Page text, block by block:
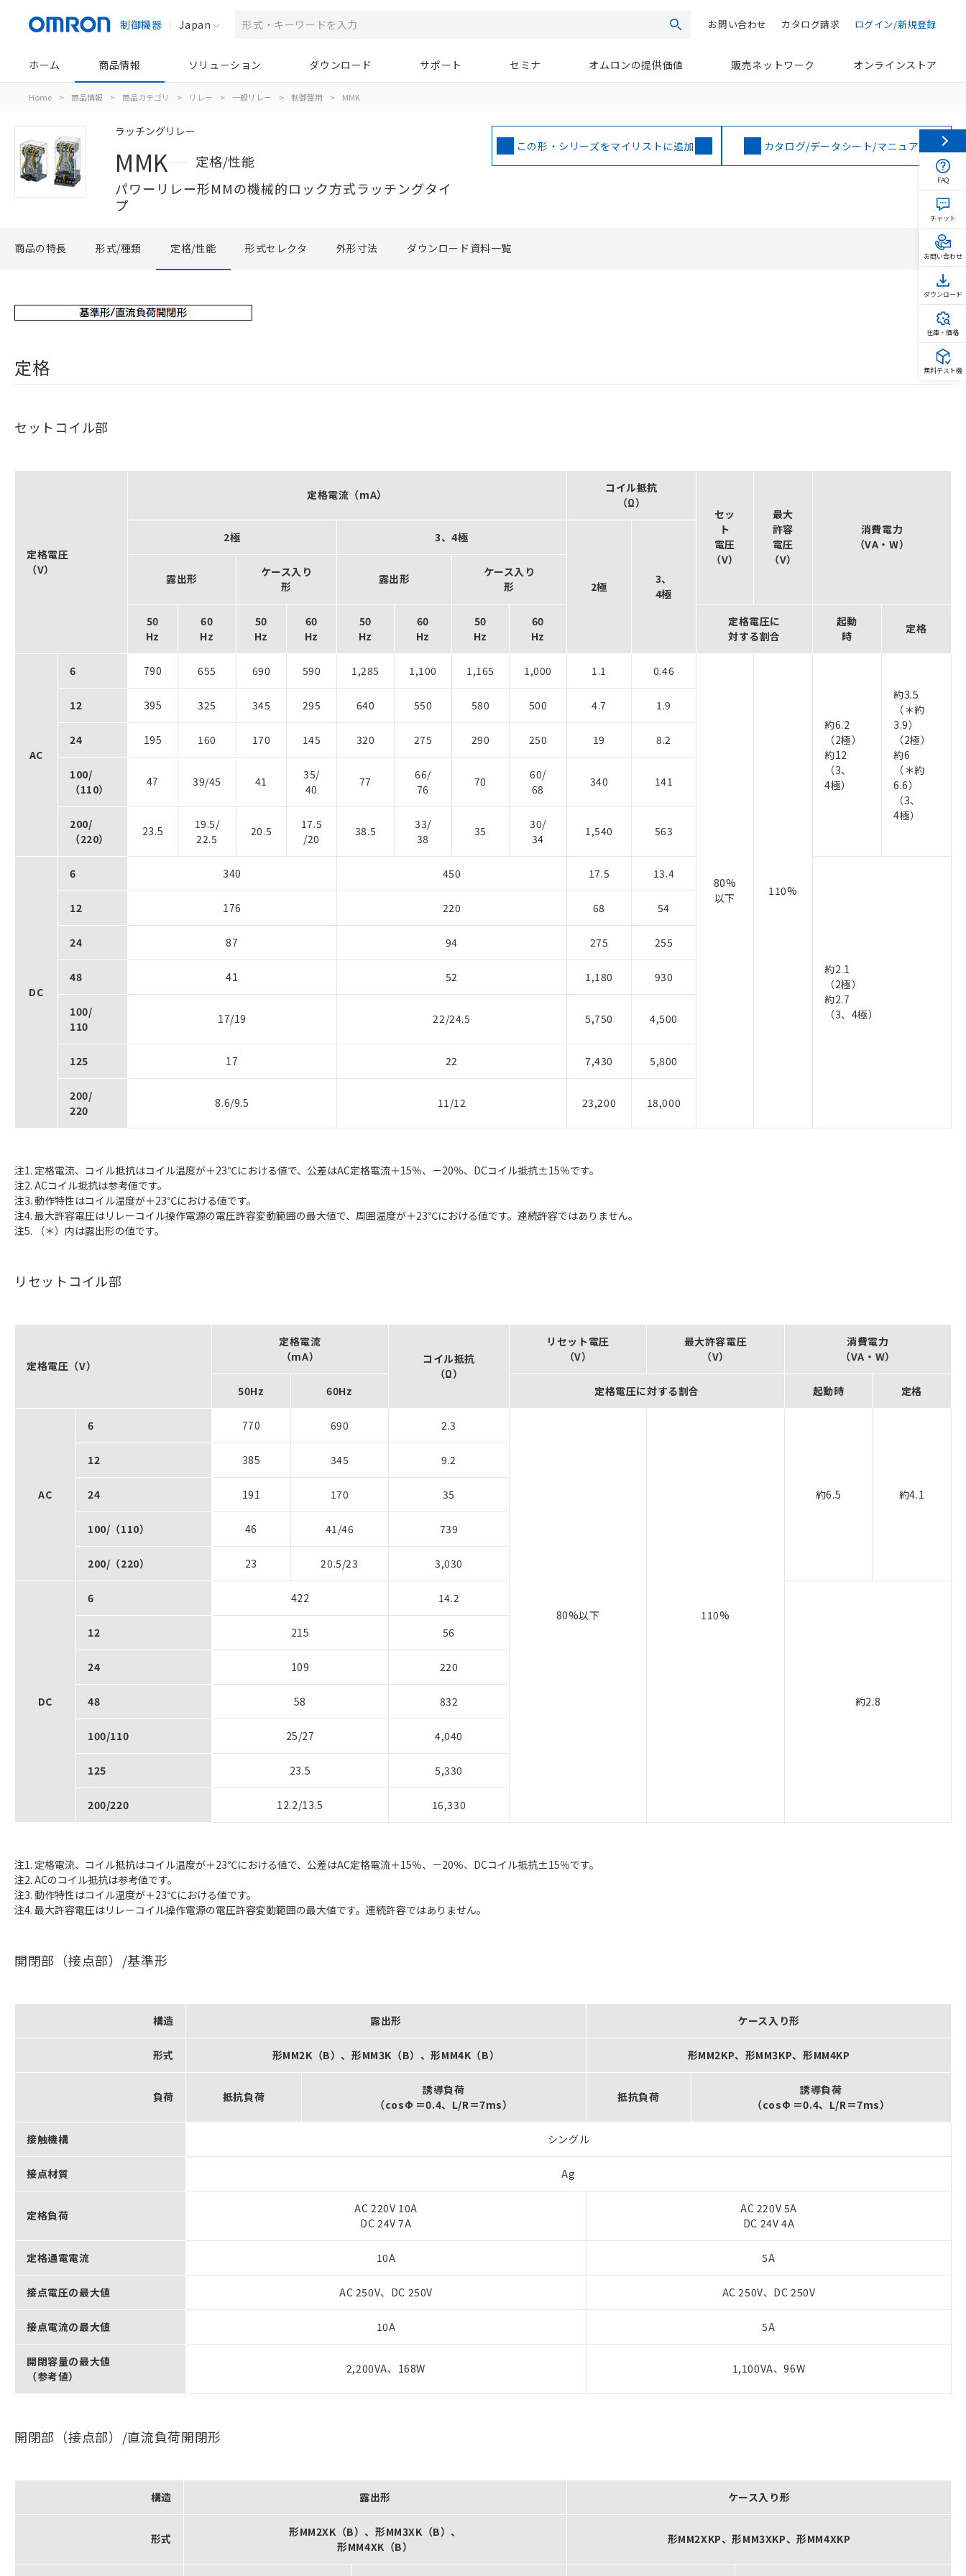
制御機器 Japan 検索 ログイン/新規登録
カタログ請求
お問い合わせ
ホーム 商品情報 ソリューション ダウンロード サポート セミナ オムロンの提供価値 販売ネットワーク オンラインストア
Home > 商品情報 > 商品カテゴリ > リレー > 一般リレー > 制御盤用 > MMK
ラッチングリレー
MMK
定格/性能
パワーリレー形MMの機械的ロック方式ラッチングタイ
プ
この形・シリーズをマイリストに追加 カタログ/データシート/マニュアル
商品の特長 形式/種類 定格/性能 形式セレクタ 外形寸法 ダウンロード資料一覧
定格
セットコイル部
定格電圧
（V）
定格電流（mA）
コイル抵抗
（Ω）
セッ
ト
電圧
（V）
最大
許容
電圧
（V）
消費電力
（VA・W）
2極 3、4極
2極
3、
4極
露出形
ケース入り
形
露出形
ケース入り
形
50
Hz
60
Hz
50
Hz
60
Hz
50
Hz
60
Hz
50
Hz
60
Hz
定格電圧に
対する割合
起動
時
定格
AC
6 790 655 690 590 1,285 1,100 1,165 1,000 1.1 0.46
80%
以下
110%
約6.2
（2極）
約12
（3、
4極）
約3.5
（＊約
3.9）
（2極）
約6
（＊約
6.6）
（3、
4極）
12 395 325 345 295 640 550 580 500 4.7 1.9
24 195 160 170 145 320 275 290 250 19 8.2
100/
（110）
47 39/45 41
35/
40
77
66/
76
70
60/
68
340 141
200/
（220）
23.5
19.5/
22.5
20.5
17.5
/20
38.5
33/
38
35
30/
34
1,540 563
DC
6 340 450 17.5 13.4
約2.1
（2極）
約2.7
（3、4極）
12 176 220 68 54
24 87 94 275 255
48 41 52 1,180 930
100/
110
17/19 22/24.5 5,750 4,500
125 17 22 7,430 5,800
200/
220
8.6/9.5 11/12 23,200 18,000
注1. 定格電流、コイル抵抗はコイル温度が＋23℃における値で、公差はAC定格電流＋15％、－20％、DCコイル抵抗±15％です。
注2. ACコイル抵抗は参考値です。
注3. 動作特性はコイル温度が＋23℃における値です。
注4. 最大許容電圧はリレーコイル操作電源の電圧許容変動範囲の最大値で、周囲温度が＋23℃における値です。連続許容ではありません。
注5. （＊）内は露出形の値です。
リセットコイル部
定格電圧（V）
定格電流
（mA）
コイル抵抗
（Ω）
リセット電圧
（V）
最大許容電圧
（V）
消費電力
（VA・W）
50Hz 60Hz 定格電圧に対する割合 起動時 定格
AC
6 770 690 2.3
80%以下 110%
約6.5 約4.1
12 385 345 9.2
24 191 170 35
100/（110） 46 41/46 739
200/（220） 23 20.5/23 3,030
DC
6 422 14.2
約2.8
12 215 56
24 109 220
48 58 832
100/110 25/27 4,040
125 23.5 5,330
200/220 12.2/13.5 16,330
注1. 定格電流、コイル抵抗はコイル温度が＋23℃における値で、公差はAC定格電流＋15％、－20％、DCコイル抵抗±15％です。
注2. ACのコイル抵抗は参考値です。
注3. 動作特性はコイル温度が＋23℃における値です。
注4. 最大許容電圧はリレーコイル操作電源の電圧許容変動範囲の最大値です。連続許容ではありません。
開閉部（接点部）/基準形
構造 露出形 ケース入り形
形式 形MM2K（B）、形MM3K（B）、形MM4K（B） 形MM2KP、形MM3KP、形MM4KP
負荷 抵抗負荷
誘導負荷
（cosΦ ＝0.4、L/R＝7ms）
抵抗負荷
誘導負荷
（cosΦ ＝0.4、L/R＝7ms）
接触機構 シングル
接点材質 Ag
定格負荷
AC 220V 10A
DC 24V 7A
AC 220V 5A
DC 24V 4A
定格通電電流 10A 5A
接点電圧の最大値 AC 250V、DC 250V AC 250V、DC 250V
接点電流の最大値 10A 5A
開閉容量の最大値
（参考値）
2,200VA、168W 1,100VA、96W
開閉部（接点部）/直流負荷開閉形
構造 露出形 ケース入り形
形式
形MM2XK（B）、形MM3XK（B）、
形MM4XK（B）
形MM2XKP、形MM3XKP、形MM4XKP
FAQ
チャット
お問い合わせ
ダウンロード
在庫・価格
無料テスト機